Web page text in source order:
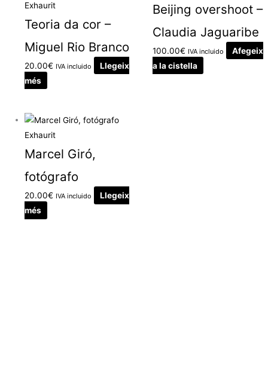
Exhaurit
Teoria da cor –
Miguel Rio Branco
20.00€ IVA incluido
Llegeix
més
Beijing overshoot –
Claudia Jaguaribe
100.00€ IVA incluido
Afegeix
a la cistella
Exhaurit
Marcel Giró,
fotógrafo
20.00€ IVA incluido
Llegeix
més